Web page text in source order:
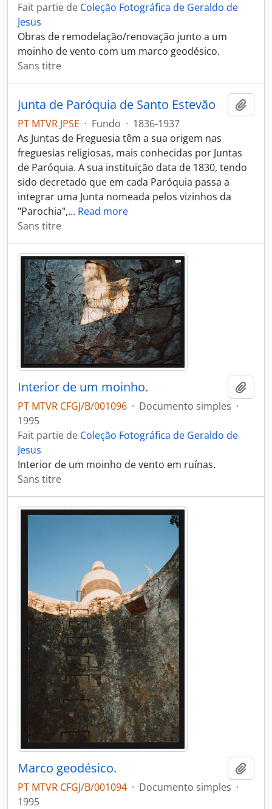
Fait partie de Coleção Fotográfica de Geraldo de
Jesus
Obras de remodelação/renovação junto a um
moinho de vento com um marco geodésico.
Sans titre
Junta de Paróquia de Santo Estevão
PT MTVR JPSE · Fundo · 1836-1937
As Juntas de Freguesia têm a sua origem nas
freguesias religiosas, mais conhecidas por Juntas
de Paróquia. A sua instituição data de 1830, tendo
sido decretado que em cada Paróquia passa a
integrar uma Junta nomeada pelos vizinhos da
"Parochia",… Read more
Sans titre
Interior de um moinho.
PT MTVR CFGJ/B/001096 · Documento simples ·
1995
Fait partie de Coleção Fotográfica de Geraldo de
Jesus
Interior de um moinho de vento em ruínas.
Sans titre
Marco geodésico.
PT MTVR CFGJ/B/001094 · Documento simples ·
1995